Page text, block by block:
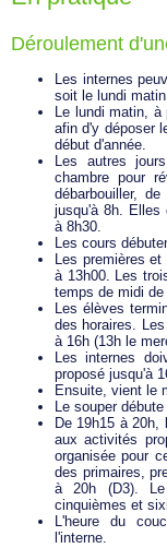
Déroulement
Les internes
soit le lundi
Le lundi matin,
afin d'y déposer
début d'année.
Les autres
chambre pour
débarbouiller,
jusqu'à 8h. Elles
à 8h30.
Les cours
Les premières
à 13h00. Les
temps de midi de
Les élèves
des horaires.
à 16h (13h le
Les internes
proposé jusqu'à
Ensuite, vient le
Le souper
De 19h15 à
aux activités
organisée pour
des primaires,
à 20h (D3). Le
cinquièmes et
L'heure du
l'interne.